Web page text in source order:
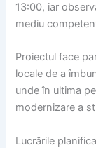
13:00, iar
mediu
Proiectul face
locale de a
unde în ultima
modernizare a
Lucrările